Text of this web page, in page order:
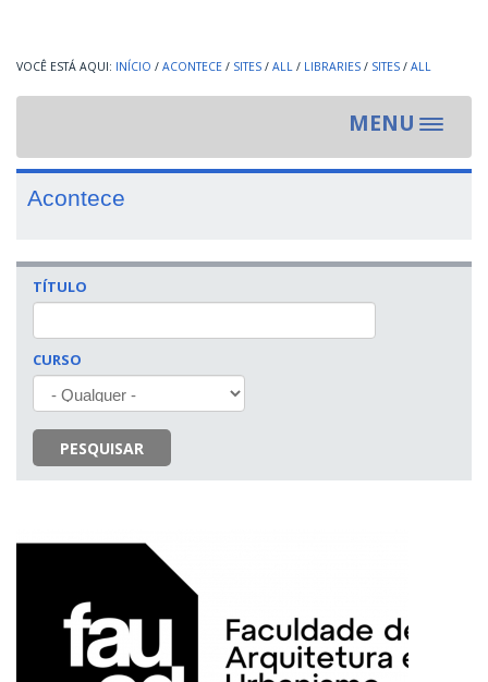
INÍCIO / ACONTECE / SITES / ALL / LIBRARIES / SITES / ALL
MENU
Toggle
Acontece
TÍTULO
CURSO
PESQUISAR